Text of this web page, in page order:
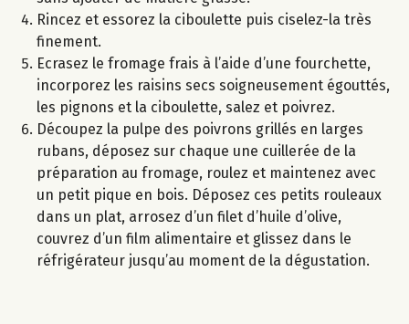
Rincez et essorez la ciboulette puis ciselez-la très
finement.
Ecrasez le fromage frais à l’aide d’une fourchette,
incorporez les raisins secs soigneusement égouttés,
les pignons et la ciboulette, salez et poivrez.
Découpez la pulpe des poivrons grillés en larges
rubans, déposez sur chaque une cuillerée de la
préparation au fromage, roulez et maintenez avec
un petit pique en bois. Déposez ces petits rouleaux
dans un plat, arrosez d’un filet d’huile d’olive,
couvrez d’un film alimentaire et glissez dans le
réfrigérateur jusqu’au moment de la dégustation.